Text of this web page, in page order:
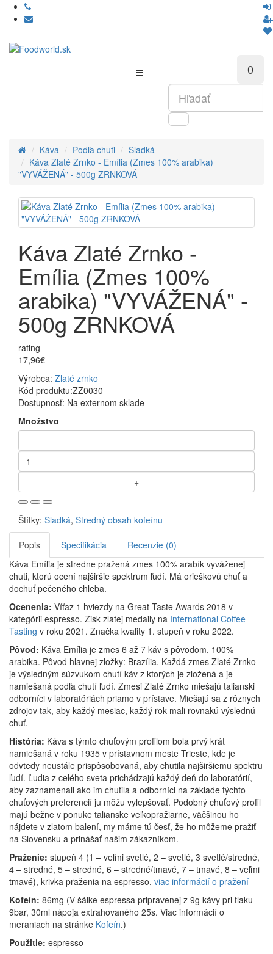
0
Káva Podľa chuti
Sladká
Káva Zlaté Zrnko - Emília (Zmes 100% arabika)
"VYVÁŽENÁ" - 500g ZRNKOVÁ
Káva Zlaté Zrnko -
Emília (Zmes 100%
arabika) "VYVÁŽENÁ" -
500g ZRNKOVÁ
rating
17,96€
Výrobca: Zlaté zrnko
Kód produktu:ZZ0030
Dostupnosť: Na externom sklade
Množstvo
Štítky: Sladká, Stredný obsah kofeínu
Popis Špecifikácia
Recenzie (0)
Káva Emília je stredne pražená zmes 100% arabík vyváženej
chuti, ktorú ocení najširšie spektrum ľudí. Má orieškovú chuť a
dochuť pečeného chleba.
Ocenenia: Víťaz 1 hviezdy na Great Taste Awards 2018 v
kategórii espresso. Zisk zlatej medaily na International Coffee
Tasting v roku 2021. Značka kvality 1. stupeň v roku 2022.
Pôvod: Káva Emília je zmes 6 až 7 káv s pôvodom, 100%
arabika. Pôvod hlavnej zložky: Brazília. Každá zmes Zlaté Zrnko
je výsledným súzvukom chutí káv z ktorých je zložená a je
namiešaná podľa chutí ľudí. Zmesi Zlaté Zrnko miešajú talianski
odborníci v laboratóriách priamo v prístave. Miešajú sa z rôznych
zdrojov tak, aby každý mesiac, každý rok mali rovnakú výslednú
chuť.
História: Káva s týmto chuťovým profilom bola prvý krát
namiešaná v roku 1935 v prístavnom meste Trieste, kde je
odvtedy neustále prispôsobovaná, aby chutila najširšiemu spektru
ľudí. Ľudia z celého sveta prichádzajú každý deň do laboratórií,
aby zaznamenali ako im chutila a odborníci na základe týchto
chuťových preferencií ju môžu vylepšovať. Podobný chuťový profil
majú bežne v ponuke talianske veľkopražiarne, väčšinou ho
nájdete v zlatom balení, my máme tú česť, že ho môžeme pražiť
na Slovensku a prinášať našim zákazníkom.
Praženie: stupeň 4 (1 – veľmi svetlé, 2 – svetlé, 3 svetlé/stredné,
4 – stredné, 5 – stredné, 6 – stredné/tmavé, 7 – tmavé, 8 – veľmi
tmavé), krivka praženia na espresso, viac informácií o pražení
Kofeín: 86mg (V šálke espressa pripravenej z 9g kávy pri tlaku
9bar, 30ml nápoja extrahovaného 25s. Viac informácií o
meraniach na stránke Kofeín.)
Použitie: espresso